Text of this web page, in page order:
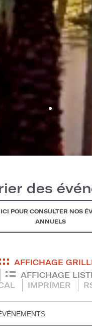
des
POUR CONSULTER NOS
ANNUELS
AFFICHAGE
AFFICHAGE
IMPRIMER